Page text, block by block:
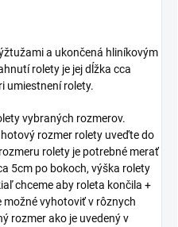
a ukončená hliníkovým
rolety je jej dĺžka cca
umiestnení rolety.
vybraných rozmerov.
rozmer rolety uveďte do
rolety je potrebné merať
5cm po bokoch, výška rolety
chceme aby roleta končila +
možné vyhotoviť v rôznych
rozmer ako je uvedený v